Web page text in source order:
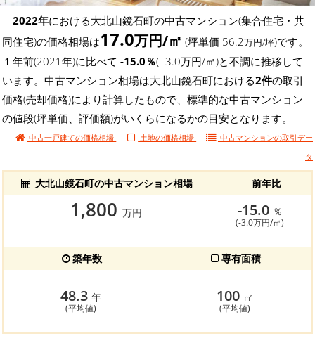
2022年における大北山鏡石町の中古マンション(集合住宅・共
同住宅)の価格相場は17.0万円/㎡ (坪単価 56.2万円/坪)です。
１年前(2021年)に比べて -15.0％( -3.0万円/㎡)と不調に推移して
います。中古マンション相場は大北山鏡石町における2件の取引
価格(売却価格)により計算したもので、標準的な中古マンション
の値段(坪単価、評価額)がいくらになるかの目安となります。
中古一戸建ての価格相場 土地の価格相場 中古マンションの取引デー
タ
大北山鏡石町の中古マンション相場 前年比
1,800 万円 -15.0 ％
(-3.0万円/㎡)
築年数 専有面積
48.3 年
(平均値)
100 ㎡
(平均値)